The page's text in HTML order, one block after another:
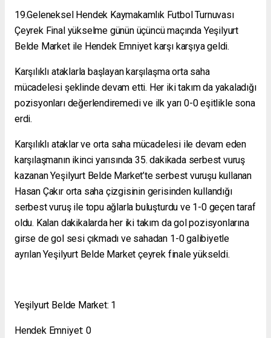
19.Geleneksel Hendek Kaymakamlık Futbol Turnuvası
Çeyrek Final yükselme günün üçüncü maçında Yeşilyurt
Belde Market ile Hendek Emniyet karşı karşıya geldi.
Karşılıklı ataklarla başlayan karşılaşma orta saha
mücadelesi şeklinde devam etti. Her iki takım da yakaladığı
pozisyonları değerlendiremedi ve ilk yarı 0-0 eşitlikle sona
erdi.
Karşılıklı ataklar ve orta saha mücadelesi ile devam eden
karşılaşmanın ikinci yarısında 35. dakikada serbest vuruş
kazanan Yeşilyurt Belde Market’te serbest vuruşu kullanan
Hasan Çakır orta saha çizgisinin gerisinden kullandığı
serbest vuruş ile topu ağlarla buluşturdu ve 1-0 geçen taraf
oldu. Kalan dakikalarda her iki takım da gol pozisyonlarına
girse de gol sesi çıkmadı ve sahadan 1-0 galibiyetle
ayrılan Yeşilyurt Belde Market çeyrek finale yükseldi.
Yeşilyurt Belde Market: 1
Hendek Emniyet: 0